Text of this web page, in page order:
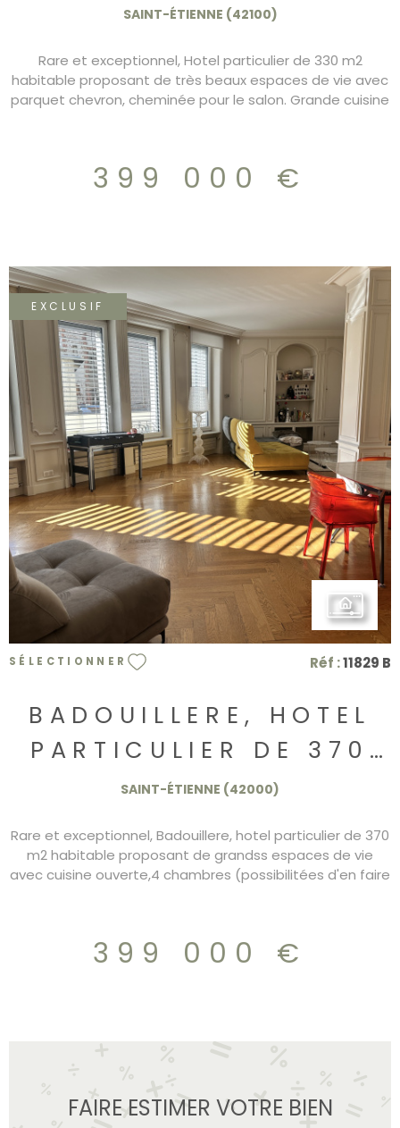
M2 399.000€
SAINT-ÉTIENNE (42100)
Rare et exceptionnel, Hotel particulier de 330 m2
habitable proposant de très beaux espaces de vie avec
parquet chevron, cheminée pour le salon. Grande cuisine
m2 et une chambre avec salle d'eau. Garage en rez de
399 000 €
EXCLUSIF
VOIR LE BIEN
SÉLECTIONNER Réf :11829 B
BADOUILLERE, HOTEL
PARTICULIER DE 370
M2 399.000€
SAINT-ÉTIENNE (42000)
Rare et exceptionnel, Badouillere, hotel particulier de 370
m2 habitable proposant de grandss espaces de vie
avec cuisine ouverte,4 chambres (possibilitées d'en faire
399 000 €
FAIRE ESTIMER VOTRE BIEN